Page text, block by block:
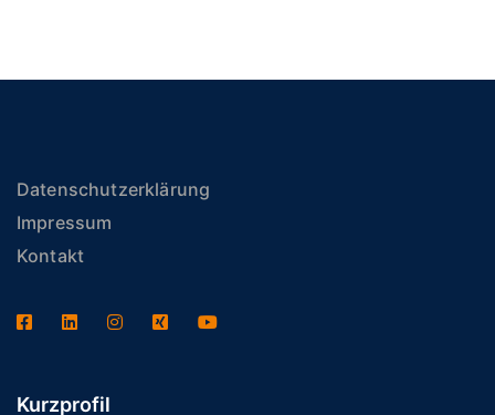
Datenschutzerklärung
Impressum
Kontakt
Kurzprofil